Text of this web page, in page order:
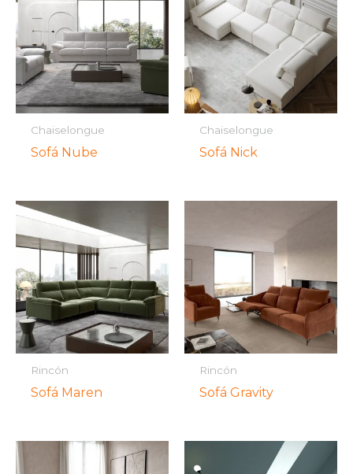
Chaiselongue
Sofá Nube
Chaiselongue
Sofá Nick
Rincón
Sofá Maren
Rincón
Sofá Gravity